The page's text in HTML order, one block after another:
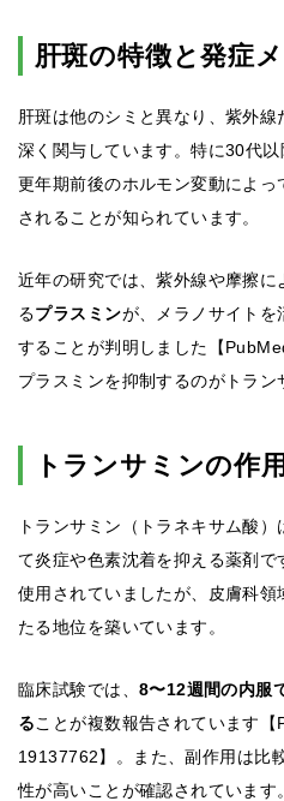
肝斑の特徴と発症
肝斑は他のシミと異なり、紫外
深く関与しています。特に30代以
更年期前後のホルモン変動によ
されることが知られています。
近年の研究では、紫外線や摩擦
るプラスミンが、メラノサイトを
することが判明しました【
プラスミンを抑制するのがトラン
トランサミンの作
トランサミン（トラネキサム酸
て炎症や色素沈着を抑える薬剤
使用されていましたが、皮膚科領
たる地位を築いています。
臨床試験では、 8〜12週間の内服
ることが複数報告されています
19137762】。また、副作用は比
性が高いことが確認されていま